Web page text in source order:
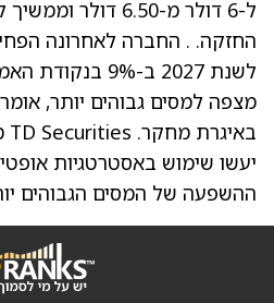
ל-6 דולר מ-6.50
החזקה. . החברה לאחרונה
לשנת 2027 ב-9%
מצפה למסים גבוהים יותר,
יעשו שימוש באסטרטגיות
ההשפעה של המסים הגבוהים